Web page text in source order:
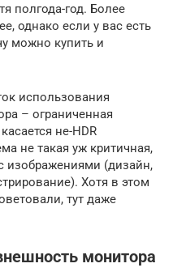
полгода-год. Более
однако если у вас есть
можно купить и
использования
– ограниченная
не-HDR
не такая уж критичная,
изображениями (дизайн,
Хотя в этом
тут даже
монитора